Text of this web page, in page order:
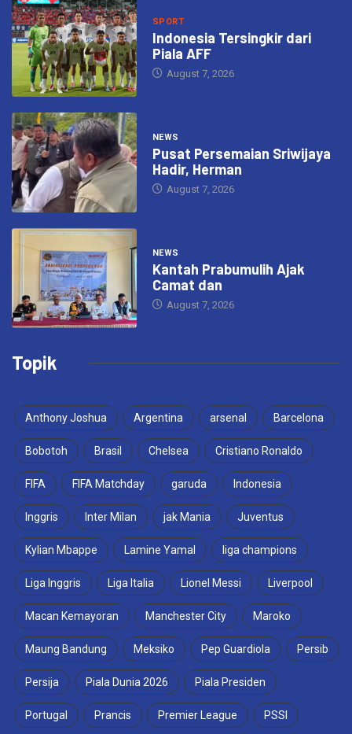
SPORT
Indonesia Tersingkir dari
Piala AFF
August 7, 2026
NEWS
Pusat Persemaian Sriwijaya
Hadir, Herman
August 7, 2026
NEWS
Kantah Prabumulih Ajak
Camat dan
August 7, 2026
Topik
Anthony Joshua Argentina arsenal Barcelona
Bobotoh Brasil Chelsea Cristiano Ronaldo
FIFA FIFA Matchday garuda Indonesia
Inggris Inter Milan jak Mania Juventus
Kylian Mbappe Lamine Yamal liga champions
Liga Inggris Liga Italia Lionel Messi Liverpool
Macan Kemayoran Manchester City Maroko
Maung Bandung Meksiko Pep Guardiola Persib
Persija Piala Dunia 2026 Piala Presiden
Portugal Prancis Premier League PSSI